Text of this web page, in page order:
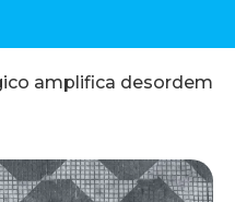
amplifica desordem